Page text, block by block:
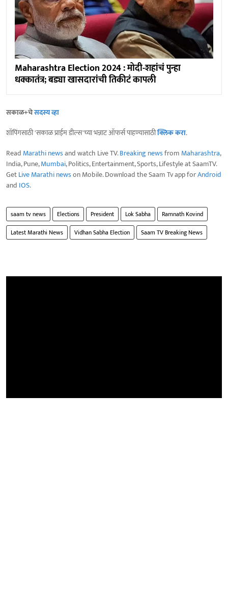
Maharashtra Election 2024 : मोदी-शहांचं पुन्हा
धक्कातंत्र; बड्या खासदारांची तिकीटं कापली
सकाळ+चेसदस्य व्हा
शॉपिंगसाठी 'सकाळ प्राईम डील्स'च्या भन्नाट ऑफर्स पाहण्यासाठीक्लिक करा.
Read Marathi newsand watch Live TV.Breaking newsfrom Maharashtra,
India, Pune,Mumbai, Politics, Entertainment, Sports, Lifestyle at SaamTV.
GetLive Marathi newson Mobile. Download the Saam Tv app forAndroid
and IOS.
saam tv news Elections President Lok Sabha
Ramnath Kovind
Latest Marathi News
Vidhan Sabha Election Saam TV Breaking News